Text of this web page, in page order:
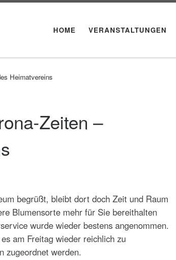
HOME VERANSTALTUNGEN
Heimatvereins
Zeiten –
begrüßt, bleibt dort doch Zeit und Raum
Blumensorte mehr für Sie bereithalten
wurde wieder bestens angenommen.
am Freitag wieder reichlich zu
zugeordnet werden.